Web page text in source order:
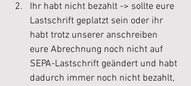
Ihr habt nicht bezahlt -> sollte eure
Lastschrift geplatzt sein oder ihr
habt trotz unserer anschreiben
eure Abrechnung noch nicht auf
SEPA-Lastschrift geändert und habt
dadurch immer noch nicht bezahlt,